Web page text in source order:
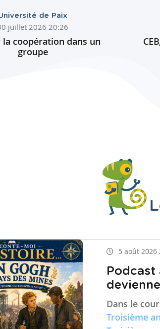
de Paix
juillet 2026 20:26
coopération dans un
groupe
5 août 2026
Podcast
Dans le
Troisième